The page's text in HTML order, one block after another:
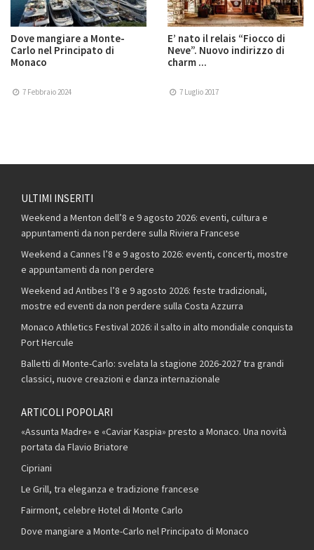
Dove mangiare a Monte-
Carlo nel Principato di
Monaco
7 Febbraio 2024
E’ nato il relais “Fiocco di
Neve”. Nuovo indirizzo di
charm ...
7 Luglio 2017
ULTIMI INSERITI
Weekend a Menton dell’8 e 9 agosto 2026: eventi, cultura e
appuntamenti da non perdere sulla Riviera Francese
Weekend a Cannes l’8 e 9 agosto 2026: eventi, concerti, mostre
e appuntamenti da non perdere
Weekend ad Antibes l’8 e 9 agosto 2026: feste tradizionali,
mostre ed eventi da non perdere sulla Costa Azzurra
Monaco Athletics Festival 2026: il salto in alto mondiale conquista
Port Hercule
Balletti di Monte-Carlo: svelata la stagione 2026-2027 tra grandi
classici, nuove creazioni e danza internazionale
ARTICOLI POPOLARI
«Assunta Madre» e «Caviar Kaspia» presto a Monaco. Una novità
portata da Flavio Briatore
Cipriani
Le Grill, tra eleganza e tradizione francese
Fairmont, celebre Hotel di Monte Carlo
Dove mangiare a Monte-Carlo nel Principato di Monaco